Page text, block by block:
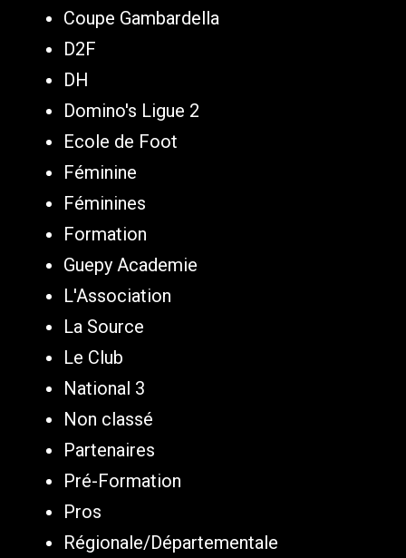
Coupe Gambardella
D2F
DH
Domino's Ligue 2
Ecole de Foot
Féminine
Féminines
Formation
Guepy Academie
L'Association
La Source
Le Club
National 3
Non classé
Partenaires
Pré-Formation
Pros
Régionale/Départementale